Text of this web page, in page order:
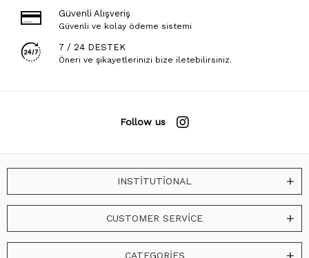
Güvenli Alışveriş
Güvenli ve kolay ödeme sistemi
7 / 24 DESTEK
Öneri ve şikayetlerinizi bize iletebilirsiniz.
Follow us
INSTİTUTİONAL
CUSTOMER SERVİCE
CATEGORİES